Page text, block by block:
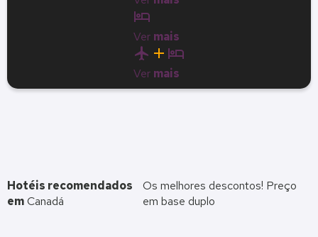
hotel
Ver mais
flight add hotel
Ver mais
Hotéis recomendados
emCanadá
Os melhores descontos! Preço
em base duplo